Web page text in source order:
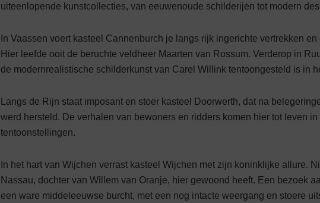
uiteenlopende kunstcollecties, van eeuwenoude schilderijen tot modern
In Vaassen voert kasteel Cannenburch je langs rijk ingerichte vertrekken
Hier leefde ooit de beruchte veldheer Maarten van Rossum. Verderop in
de modern­rea­listische schilderkunst van Carel Willink tentoongesteld is in
Langs de Rijn staat imposant en stoer kasteel Doorwerth, dat na
werd hersteld. De verhalen van bewo­ners en ridders komen hier tot leven
tentoonstellingen.
In het hart van Wijchen verrast kasteel Wijchen met zijn koninklijke allure.
Nassau, dochter van Willem van Oranje, hier gewoond heeft. Een bezoek
een ware middel­eeuwse burcht, met een nog intacte weergang en stoere